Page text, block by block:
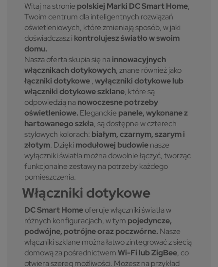
Witaj na stroniepolskiej Marki DC Smart Home,
Twoim centrum dla inteligentnych rozwiązań
oświetleniowych, które zmieniają sposób, w jaki
doświadczasz i kontrolujesz światło w swoim
domu.
Nasza oferta skupia się na innowacyjnych
włącznikach dotykowych, znane również jako
łączniki dotykowe,wyłączniki dotykowe lub
włączniki dotykowe szklane, które są
odpowiedzią na nowoczesne potrzeby
oświetleniowe. Eleganckiepanele, wykonane z
hartowanego szkła, są dostępne w czterech
stylowych kolorach: białym, czarnym, szarym i
złotym. Dzięki modułowej budowienasze
wyłączniki światła można dowolnie łączyć, tworząc
funkcjonalne zestawy na potrzeby każdego
pomieszczenia.
Włączniki dotykowe
DC Smart Homeoferuje włączniki światła w
różnych konfiguracjach, w tym pojedyncze,
podwójne, potrójne oraz poczwórne. Nasze
włączniki szklane można łatwo zintegrować z siecią
domową za pośrednictwemWi-Fi lub ZigBee, co
otwiera szereg możliwości. Możesz na przykład